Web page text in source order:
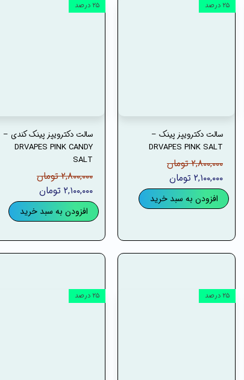
سالت دکترویپز پینک –
DRVAPES PINK SALT
۲,۸۰۰,۰۰۰ تومان
۲,۱۰۰,۰۰۰ تومان
افزودن به سبد خرید
۲۵ درصد
سالت دکترویپز پینک کندی –
DRVAPES PINK CANDY
SALT
۲,۸۰۰,۰۰۰ تومان
۲,۱۰۰,۰۰۰ تومان
افزودن به سبد خرید
۲۵ درصد
۲۵ درصد ۲۵ درصد